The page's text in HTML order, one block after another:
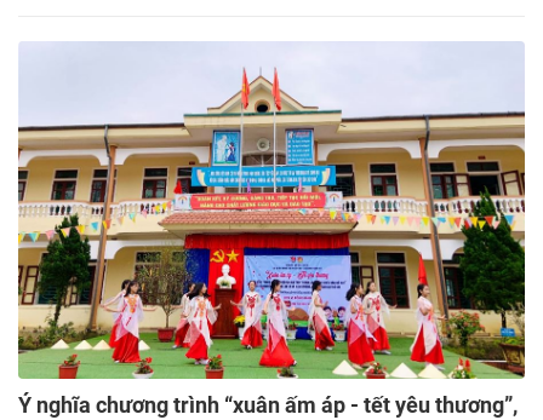
kinh phí chương trình “Mỗi tháng một địa chỉ yêu thương” năm
học 2023 – 2024 dành cho em Trần Gia Bảo tại quận Hải Châu
với trị giá 21,5 triệu đồng; trao 20 suất quà Tết cho các em
thiếu nhi có hoàn cảnh khó khăn trên địa bàn thành phố Đà
Nẵng với tổng trị giá 14 triệu đồng. Đây là hoạt động nằm
trong chuỗi hoạt động chương trình “Xuân sẻ chia – Tết yêu
thương” năm 2024 dành cho các em thiếu nhi có hoàn cảnh
khó khăn trong và ngoài thành phố. B
Ý nghĩa chương trình “xuân ấm áp - tết yêu thương”,